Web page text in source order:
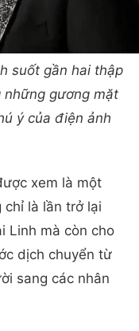
suốt gần hai thập
gương mặt
ý của điện ảnh
xem là một
chỉ là lần trở lại
Linh mà còn cho
dịch chuyển từ
sang các nhân